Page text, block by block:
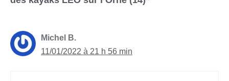
Michel B.
11/01/2022 à 21 h 56 min